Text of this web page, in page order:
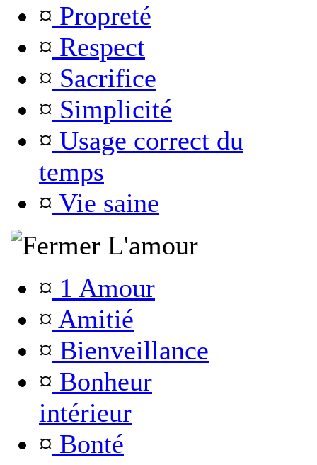
¤ Propreté
¤ Respect
¤ Sacrifice
¤ Simplicité
¤ Usage correct du
temps
¤ Vie saine
L'amour
¤ 1 Amour
¤ Amitié
¤ Bienveillance
¤ Bonheur
intérieur
¤ Bonté